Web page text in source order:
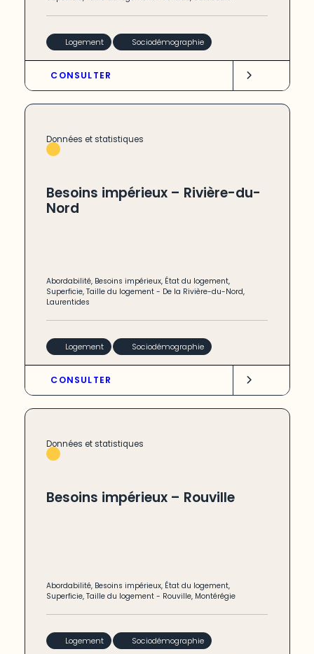
Logement Sociodémographie
CONSULTER
Données et statistiques
Besoins impérieux – Rivière-du-
Nord
Abordabilité, Besoins impérieux, État du logement,
Superficie,Taille du logement - De la Rivière-du-Nord,
Laurentides
Logement Sociodémographie
CONSULTER
Données et statistiques
Besoins impérieux – Rouville
Abordabilité, Besoins impérieux, État du logement,
Superficie,Taille du logement - Rouville, Montérégie
Logement Sociodémographie